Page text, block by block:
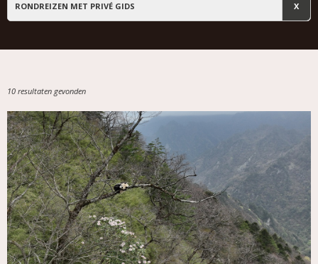
RONDREIZEN MET PRIVÉ GIDS
10 resultaten gevonden